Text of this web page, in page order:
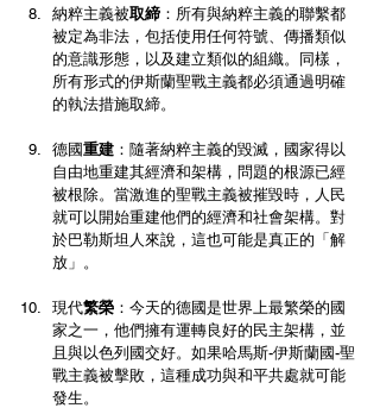
納粹主義被取締 ：所有與納粹主義的聯繫都
被定為非法，包括使用任何符號、傳播類似
的意識形態，以及建立類似的組織。同樣，
所有形式的伊斯蘭聖戰主義都必須通過明確
的執法措施取締。
德國重建 ：隨著納粹主義的毀滅，國家得以
自由地重建其經濟和架構，問題的根源已經
被根除。當激進的聖戰主義被摧毀時，人民
就可以開始重建他們的經濟和社會架構。對
於巴勒斯坦人來說，這也可能是真正的「解
放」。
現代繁榮 ：今天的德國是世界上最繁榮的國
家之一，他們擁有運轉良好的民主架構，並
且與以色列國交好。如果哈馬斯-伊斯蘭國-聖
戰主義被擊敗，這種成功與和平共處就可能
發生。